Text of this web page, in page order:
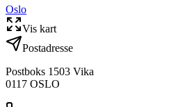
Oslo
Vis kart
Postadresse
Postboks 1503 Vika
0117 OSLO